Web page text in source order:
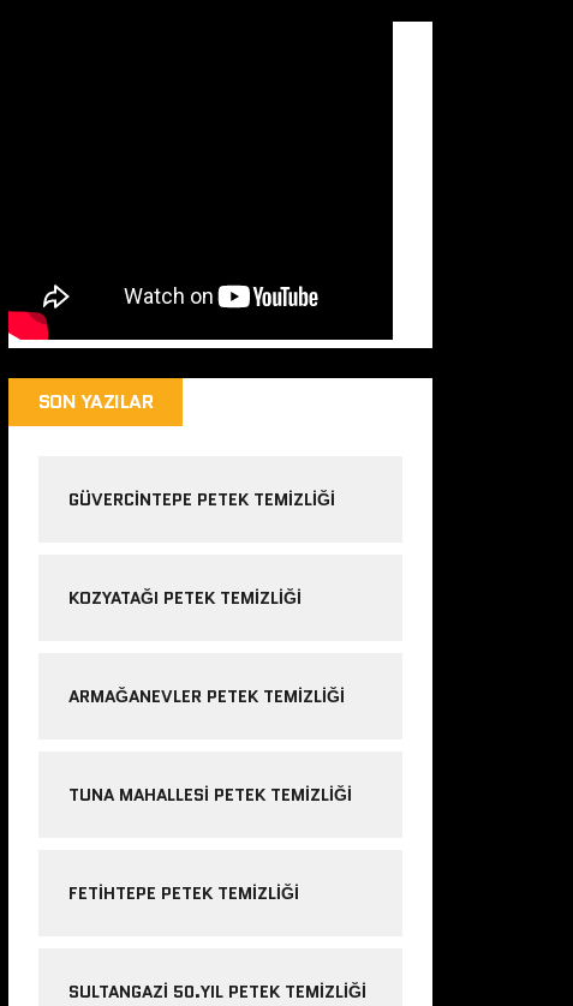
SON YAZILAR
GÜVERCINTEPE PETEK TEMIZLIĞI
KOZYATAĞI PETEK TEMIZLIĞI
ARMAĞANEVLER PETEK TEMIZLIĞI
TUNA MAHALLESI PETEK TEMIZLIĞI
FETIHTEPE PETEK TEMIZLIĞI
SULTANGAZI 50.YIL PETEK TEMIZLIĞI